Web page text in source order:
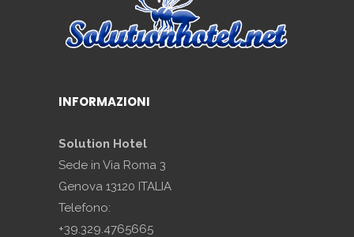
INFORMAZIONI
Solution Hotel
Sede in Via Roma 3
Genova 13120 ITALIA
Telefono:
+39.329.4765665